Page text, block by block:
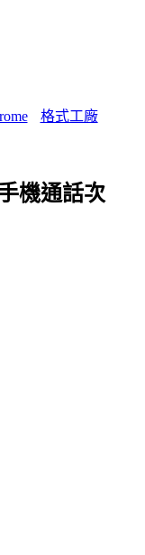
格式工廠
機通話次